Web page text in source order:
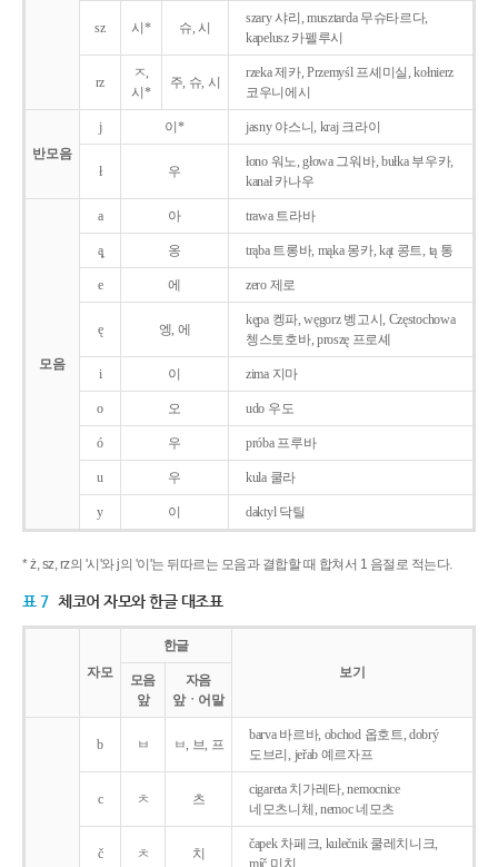
sz 시* 슈, 시
szary 샤리, musztarda 무슈타르다,
kapelusz 카펠루시
rz
ㅈ,
시*
주, 슈, 시
rzeka 제카, Przemyśl 프셰미실, kołnierz
코우니에시
반모음
j 이* jasny 야스니, kraj 크라이
ł 우
łono 워노, głowa 그워바, bułka 부우카,
kanał 카나우
모음
a 아 trawa 트라바
ą̨ 옹 trąba 트롱바, mąka 몽카, kąt 콩트, tą 통
e 에 zero 제로
ę 엥, 에
kępa 켕파, węgorz 벵고시, Częstochowa
쳉스토호바, proszę 프로셰
i 이 zima 지마
o 오 udo 우도
ó 우 próba 프루바
u 우 kula 쿨라
y 이 daktyl 닥틸
* ż, sz, rz의 '시'와 j의 '이'는 뒤따르는 모음과 결합할 때 합쳐서 1 음절로 적는다.
표 7 체코어 자모와 한글 대조표
자모
한글
보기
모음
앞
자음
앞ㆍ어말
b ㅂ ㅂ, 브, 프
barva 바르바, obchod 옵호트, dobrý
도브리, jeřab 예르자프
c ㅊ 츠
cigareta 치가레타, nemocnice
네모츠니체, nemoc 네모츠
č ㅊ 치
čapek 차페크, kulečnik 쿨레치니크,
míč 미치